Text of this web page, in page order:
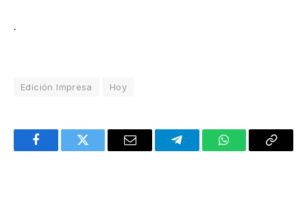
.
Edición Impresa Hoy
FacebookTwitter Email TelegramWhatsAppCopy